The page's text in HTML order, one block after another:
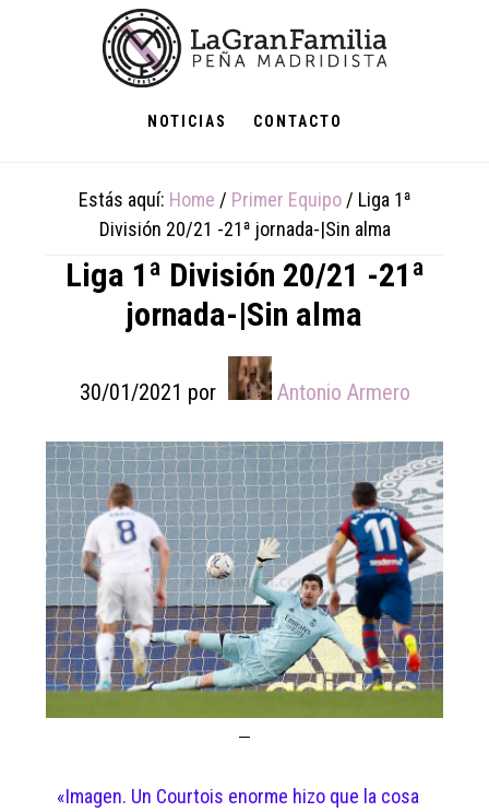
NOTICIAS CONTACTO
Estás aquí: Home / Primer Equipo / Liga 1ª
División 20/21 -21ª jornada-|Sin alma
Liga 1ª División 20/21 -21ª
jornada-|Sin alma
30/01/2021 por Antonio Armero
«Imagen. Un Courtois enorme hizo que la cosa